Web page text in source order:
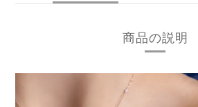
商品の説明